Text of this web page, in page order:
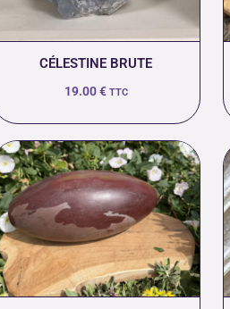
CÉLESTINE BRUTE
19.00€ TTC